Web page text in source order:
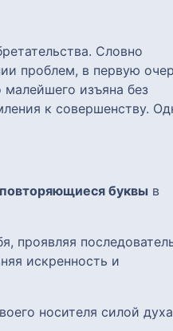
Словно
проблем, в первую
изъяна без
к совершенству.
повторяющиеся буквы в
проявляя
искренность и
носителя силой